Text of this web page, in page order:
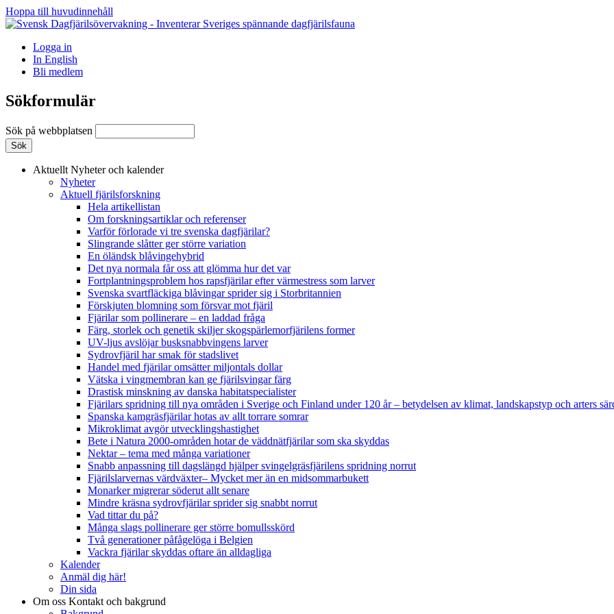
Hoppa till huvudinnehåll
Logga in
In English
Bli medlem
Sökformulär
Sök på webbplatsen
Aktuellt Nyheter och kalender
Nyheter
Aktuell fjärilsforskning
Hela artikellistan
Om forskningsartiklar och referenser
Varför förlorade vi tre svenska dagfjärilar?
Slingrande slåtter ger större variation
En öländsk blåvingehybrid
Det nya normala får oss att glömma hur det var
Fortplantningsproblem hos rapsfjärilar efter värmestress som larver
Svenska svartfläckiga blåvingar sprider sig i Storbritannien
Förskjuten blomning som försvar mot fjäril
Fjärilar som pollinerare – en laddad fråga
Färg, storlek och genetik skiljer skogspärlemorfjärilens former
UV-ljus avslöjar busksnabbvingens larver
Sydrovfjäril har smak för stadslivet
Handel med fjärilar omsätter miljontals dollar
Vätska i vingmembran kan ge fjärilsvingar färg
Drastisk minskning av danska habitatspecialister
Fjärilars spridning till nya områden i Sverige och Finland under 120 år– betydelsen av klimat, landskapstyp och arters
Spanska kamgräsfjärilar hotas av allt torrare somrar
Mikroklimat avgör utvecklingshastighet
Bete i Natura 2000-områden hotar de väddnätfjärilar som ska skyddas
Nektar – tema med många variationer
Snabb anpassning till dagslängd hjälper svingelgräsfjärilens spridning norrut
Fjärilslarvernas värdväxter– Mycket mer än en midsommarbukett
Monarker migrerar söderut allt senare
Mindre kräsna sydrovfjärilar sprider sig snabbt norrut
Vad tittar du på?
Många slags pollinerare ger större bomullsskörd
Två generationer påfågelöga i Belgien
Vackra fjärilar skyddas oftare än alldagliga
Kalender
Anmäl dig här!
Din sida
Om oss Kontakt och bakgrund